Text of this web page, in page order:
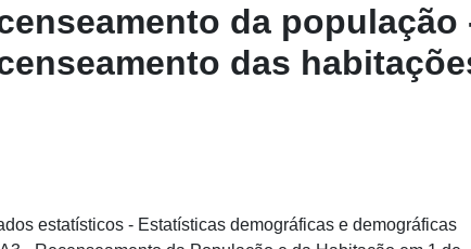
da população
das
estatísticos - Estatísticas demográficas e demográficas